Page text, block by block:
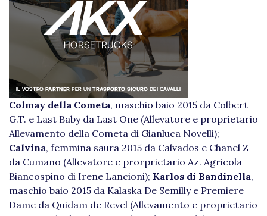
Colmay della Cometa, maschio baio 2015 da Colbert
G.T. e Last Baby da Last One (Allevatore e proprietario
Allevamento della Cometa di Gianluca Novelli);
Calvina, femmina saura 2015 da Calvados e Chanel Z
da Cumano (Allevatore e prorprietario Az. Agricola
Biancospino di Irene Lancioni); Karlos di Bandinella,
maschio baio 2015 da Kalaska De Semilly e Premiere
Dame da Quidam de Revel (Allevamento e proprietario